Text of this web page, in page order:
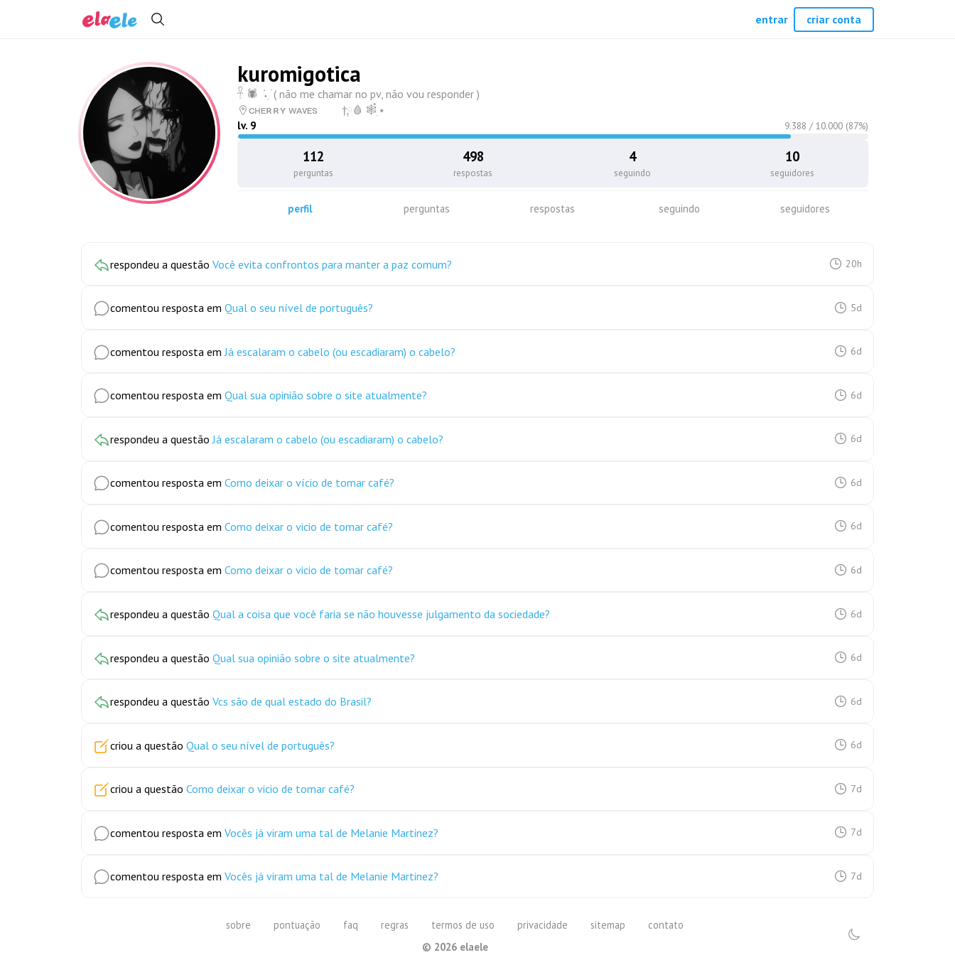
kuromigotica
𓋹 🕷️ ݁ ˖ִ ࣪ ( não me chamar no pv, não vou responder )
ᴄʜᴇʀʀʏ ᴡᴀᴠᴇꜱ ⠀ ⠀ †༙🩸 🕸️๋࣭ ⭑
lv. 9 9.388 / 10.000 (87%)
112
perguntas
498
respostas
4
seguindo
10
seguidores
perfil perguntas respostas seguindo seguidores
respondeu a questão Você evita confrontos para manter a paz comum? 20h
comentou resposta em Qual o seu nível de português? 5d
comentou resposta em Já escalaram o cabelo (ou escadiaram) o cabelo? 6d
comentou resposta em Qual sua opinião sobre o site atualmente? 6d
respondeu a questão Já escalaram o cabelo (ou escadiaram) o cabelo? 6d
comentou resposta em Como deixar o vício de tomar café? 6d
comentou resposta em Como deixar o vicio de tomar café? 6d
comentou resposta em Como deixar o vicio de tomar café? 6d
respondeu a questão Qual a coisa que você faria se não houvesse julgamento da sociedade? 6d
respondeu a questão Qual sua opinião sobre o site atualmente? 6d
respondeu a questão Vcs são de qual estado do Brasil? 6d
criou a questão Qual o seu nível de português? 6d
criou a questão Como deixar o vicio de tomar café? 7d
comentou resposta em Vocês já viram uma tal de Melanie Martinez? 7d
comentou resposta em Vocês já viram uma tal de Melanie Martinez? 7d
sobre pontuação faq regras termos de uso privacidade sitemap
contato
© 2026elaele
entrar criar conta